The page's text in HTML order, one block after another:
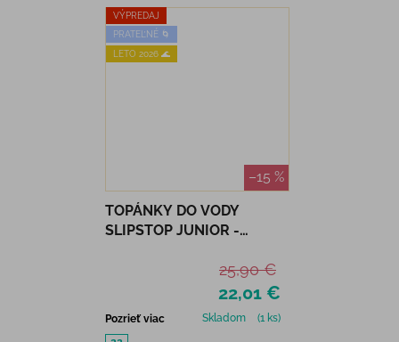
VÝPREDAJ
PRATEĽNÉ 🌀
LETO 2026 🌊
–15 %
TOPÁNKY DO VODY
SLIPSTOP JUNIOR -
22,01 €
25,90 €
Pozrieť viac Skladom
(1 ks)